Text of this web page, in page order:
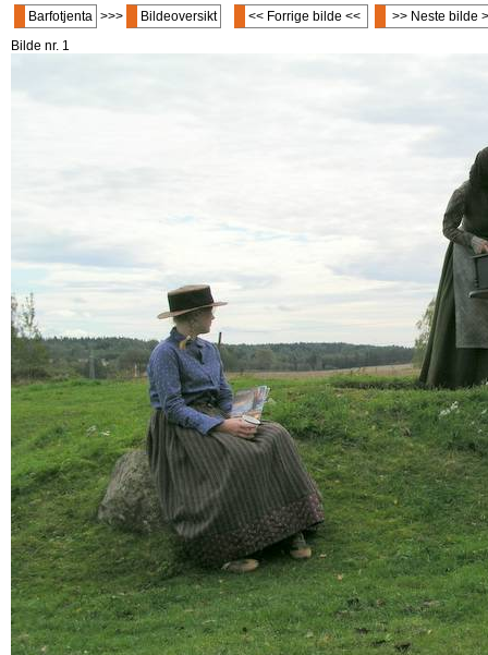
Barfotjenta >>> Bildeoversikt << Forrige bilde <<
>> Neste bilde
Bilde nr. 1